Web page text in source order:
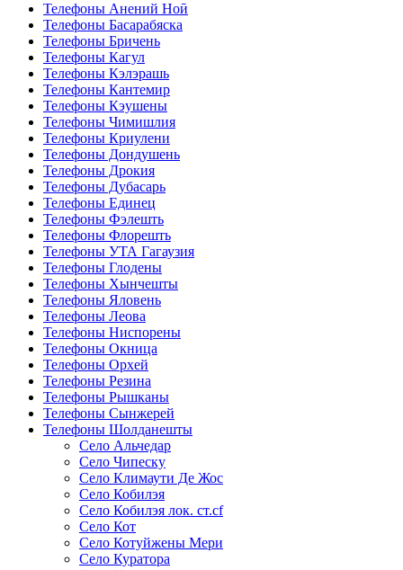
Телефоны Анений Ноӣ
Телефоны Басарабяска
Телефоны Бричень
Телефоны Кагул
Телефоны Кэлэрашь
Телефоны Кантемир
Телефоны Кэушены
Телефоны Чимишлия
Телефоны Криулени
Телефоны Дондушень
Телефоны Дрокия
Телефоны Дубасарь
Телефоны Единец
Телефоны Фэлешть
Телефоны Флорешть
Телефоны УТА Гагаузия
Телефоны Глодены
Телефоны Хынчешты
Телефоны Яловень
Телефоны Леова
Телефоны Ниспорены
Телефоны Окница
Телефоны Орхей
Телефоны Резина
Телефоны Рышканы
Телефоны Сынжерей
Телефоны Шолданешты
Село Альчедар
Село Чипеску
Село Климаути Де Жос
Село Кобилэя
Село Кобилэя лок. ст.cf
Село Кот
Село Котуйжены Мери
Село Куратора